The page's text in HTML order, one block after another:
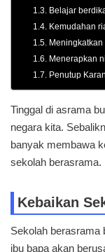
Belajar
Kemudahan
Menerapkan
Penutup
Tinggal di asrama
negara kita.
banyak membawa
sekolah berasrama.
Kebaikan
Sekolah berasrama
ibu bapa akan